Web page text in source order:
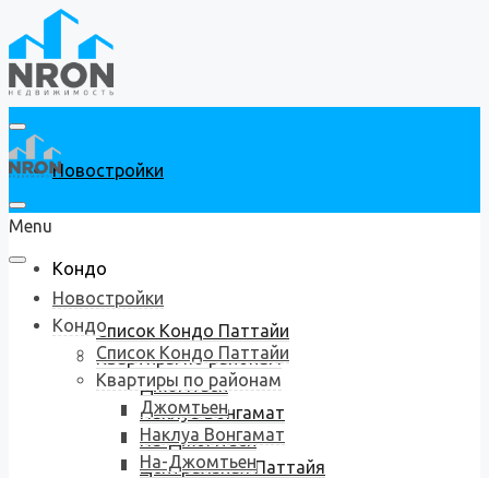
Новостройки
Кондо
Список Кондо Паттайи
Квартиры по районам
Джомтьен
Наклуа Вонгамат
На-Джомтьен
Центральная Паттайя
Menu
Новостройки
Кондо
Список Кондо Паттайи
Квартиры по районам
Джомтьен
Наклуа Вонгамат
На-Джомтьен